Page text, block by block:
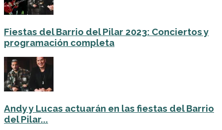
Fiestas del Barrio del Pilar 2023: Conciertos y
programación completa
Andy y Lucas actuarán en las fiestas del Barrio
del Pilar...